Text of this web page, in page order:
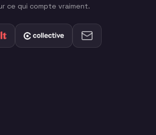
ce qui compte vraiment.